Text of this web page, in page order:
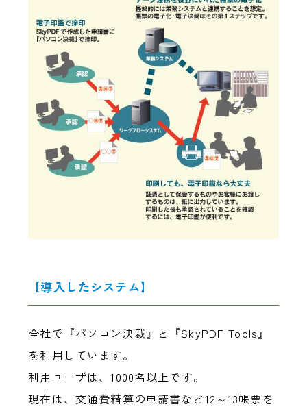
【導入したシステム】
全社で『パソコン決裁』と『SkyPDF Tools』
を利用しています。
利用ユーザは、1000名以上です。
現在は、交通費精算の申請書など12～13帳票を